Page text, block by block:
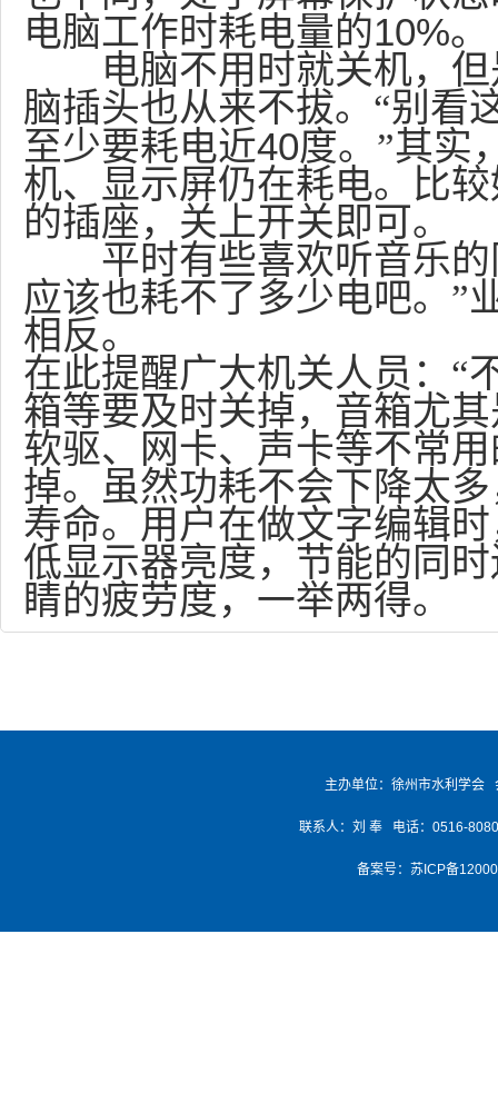
电脑工作时耗电量的10%。
电脑不用时就关机，但
脑插头也从来不拔。“别看
至少要耗电近40度。”其实
机、显示屏仍在耗电。比
的插座，关上开关即可。
平时有些喜欢听音乐的
应该也耗不了多少电吧。”
相反。
在此提醒广大机关人员：“
箱等要及时关掉，音箱尤
软驱、网卡、声卡等不常
掉。虽然功耗不会下降太
寿命。用户在做文字编辑
低显示器亮度，节能的同
睛的疲劳度，一举两得。
主办单位：徐州市水利学会
联系人：刘 奉 电话：0516-
备案号： 苏ICP备